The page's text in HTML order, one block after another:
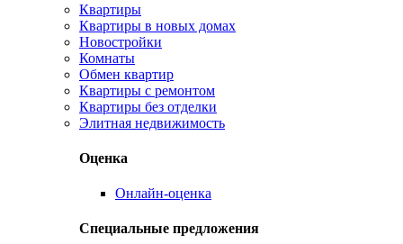
Квартиры
Квартиры в новых домах
Новостройки
Комнаты
Обмен квартир
Квартиры с ремонтом
Квартиры без отделки
Элитная недвижимость
Оценка
Онлайн-оценка
Специальные предложения